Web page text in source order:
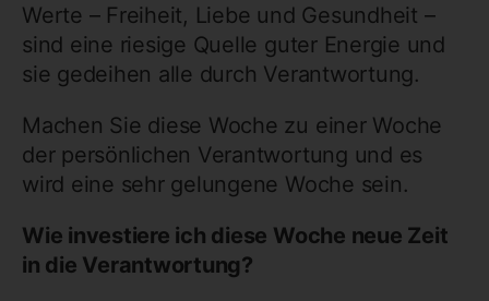
Werte – Freiheit, Liebe und Gesundheit –
sind eine riesige Quelle guter Energie und
sie gedeihen alle durch Verantwortung.
Machen Sie diese Woche zu einer Woche
der persönlichen Verantwortung und es
wird eine sehr gelungene Woche sein.
Wie investiere ich diese Woche neue Zeit
in die Verantwortung?